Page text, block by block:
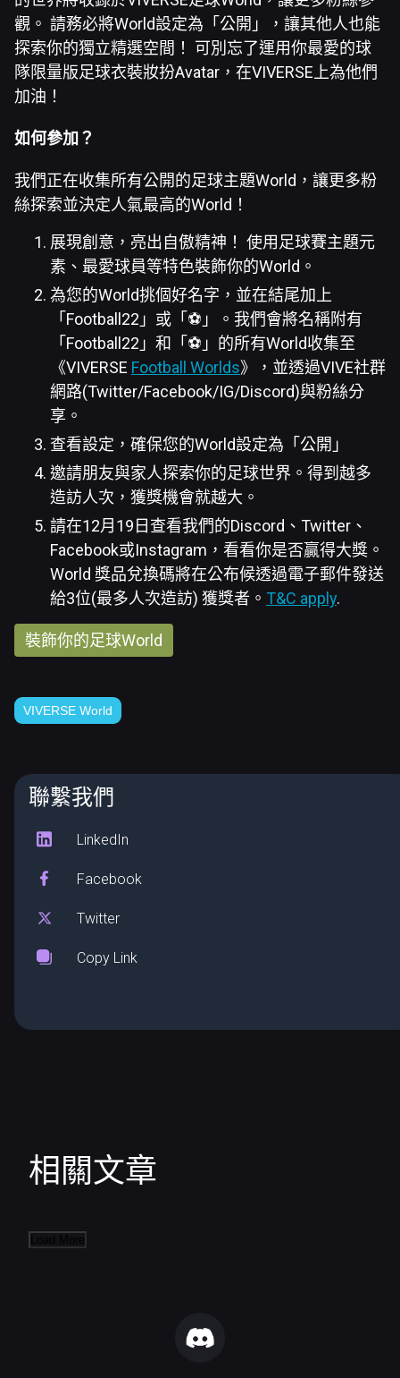
聯繫我們
LinkedIn
Facebook
Twitter
Copy Link
觀。 請務必將World設定為「公開」，讓其他人也能
探索你的獨立精選空間！ 可別忘了運用你最愛的球
隊限量版足球衣裝妝扮Avatar，在VIVERSE上為他們
加油！
如何參加？
我們正在收集所有公開的足球主題World，讓更多粉
絲探索並決定人氣最高的World！
展現創意，亮出自傲精神！ 使用足球賽主題元
素、最愛球員等特色裝飾你的World。
為您的World挑個好名字，並在結尾加上
「Football22」或「⚽️」。我們會將名稱附有
「Football22」和「⚽️」的所有World收集至
《VIVERSE Football Worlds》，並透過VIVE社群
網路(Twitter/Facebook/IG/Discord)與粉絲分
享。
查看設定，確保您的World設定為「公開」
邀請朋友與家人探索你的足球世界。得到越多
造訪人次，獲獎機會就越大。
請在12月19日查看我們的Discord、Twitter、
Facebook或Instagram，看看你是否贏得大獎。
World 獎品兌換碼將在公布候透過電子郵件發送
給3位(最多人次造訪) 獲獎者。 T&C apply.
裝飾你的足球World
VIVERSE World
相關文章